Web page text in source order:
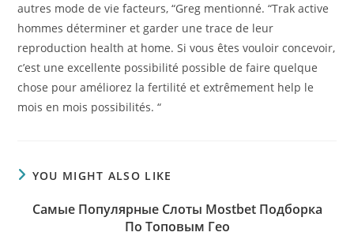
autres mode de vie facteurs, “Greg mentionné. “Trak active
hommes déterminer et garder une trace de leur
reproduction health at home. Si vous êtes vouloir concevoir,
c’est une excellente possibilité possible de faire quelque
chose pour améliorez la fertilité et extrêmement help le
mois en mois possibilités. “
YOU MIGHT ALSO LIKE
Самые Популярные Слоты Mostbet Подборка
По Топовым Гео